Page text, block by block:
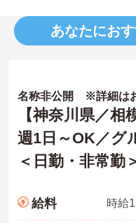
あなたにお
名称非公開 ※詳細は
【神奈川県／相
週1日～OK／グ
＜日勤・非常勤
給料 時給